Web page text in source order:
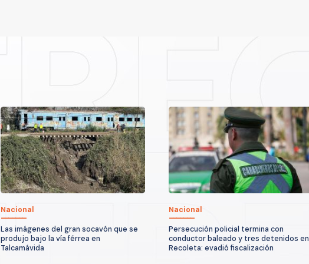
Nacional
Las imágenes del gran socavón que se
produjo bajo la vía férrea en
Talcamávida
Nacional
Persecución policial termina con
conductor baleado y tres detenidos en
Recoleta: evadió fiscalización